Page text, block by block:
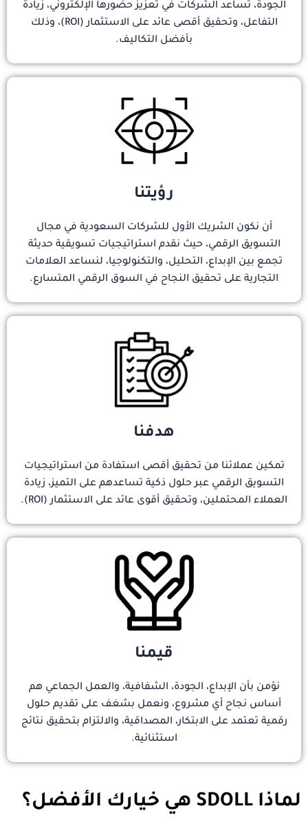
الجودة، تساعد الشركات في تعزيز حضورها الإلكتروني، زيادة
التفاعل، وتحقيق أقصى عائد على الاستثمار (ROI)، وذلك
بأفضل التكاليف.
رؤيتنا
أن نكون الشريك الأول للشركات السعودية في مجال
التسويق الرقمي، حيث نقدم استراتيجيات تسويقية حديثة
تجمع بين الإبداع، التحليل، والتكنولوجيا، لنساعد العلامات
التجارية على تحقيق النجاح في السوق الرقمي المتسارع.
هدفنا
تمكين عملائنا من تحقيق أقصى استفادة من استراتيجيات
التسويق الرقمي عبر حلول ذكية تساعدهم على التميز، زيادة
العملاء المحتملين، وتحقيق أقوى عائد على الاستثمار (ROI).
قيمنا
نؤمن بأن الإبداع، الجودة، الشفافية، والعمل الجماعي هم
أساس نجاح أي مشروع، ونعمل بشغف على تقديم حلول
رقمية تعتمد على الابتكار، المصداقية، والالتزام بتحقيق نتائج
استثنائية.
لماذا SDOLL هي خيارك الأفضل؟